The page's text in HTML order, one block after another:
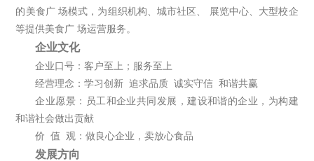
的美食广 场模式，为组织机构、城市社区、 展览中心、大型校企
等提供美食广 场运营服务。
企业文化
企业口号：客户至上；服务至上
经营理念：学习创新 追求品质 诚实守信 和谐共赢
企业愿景：员工和企业共同发展，建设和谐的企业，为构建
和谐社会做出贡献
价 值 观：做良心企业，卖放心食品
发展方向